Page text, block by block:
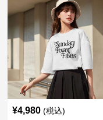
¥4,980 (税込)